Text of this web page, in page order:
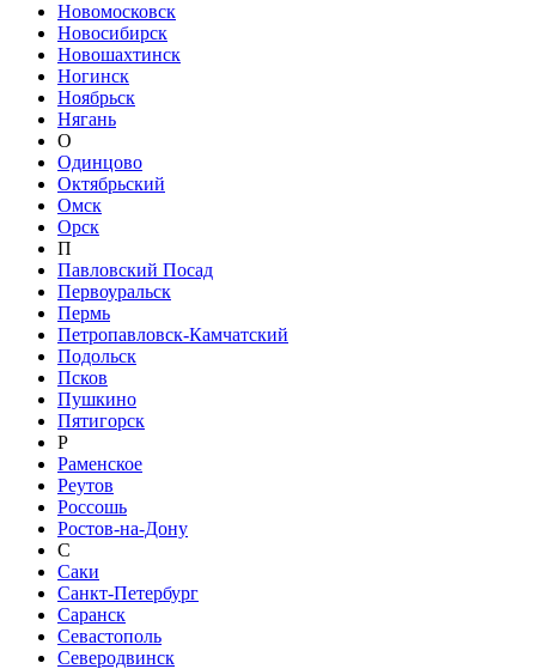
Новомосковск
Новосибирск
Новошахтинск
Ногинск
Ноябрьск
Нягань
О
Одинцово
Октябрьский
Омск
Орск
П
Павловский Посад
Первоуральск
Пермь
Петропавловск-Камчатский
Подольск
Псков
Пушкино
Пятигорск
Р
Раменское
Реутов
Россошь
Ростов-на-Дону
С
Саки
Санкт-Петербург
Саранск
Севастополь
Северодвинск